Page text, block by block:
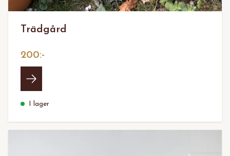
Trädgård
200:-
I lager